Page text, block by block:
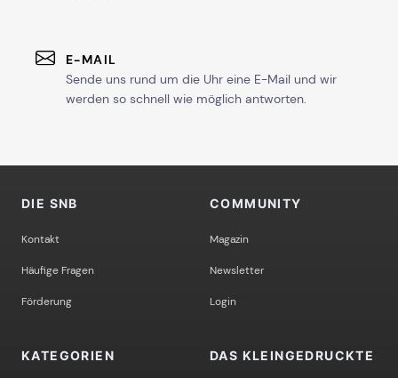
E-MAIL
Sende uns rund um die Uhr eine E-Mail und wir
werden so schnell wie möglich antworten.
DIE SNB
Kontakt
Häufige Fragen
Förderung
COMMUNITY
Magazin
Newsletter
Login
KATEGORIEN DAS KLEINGEDRUCKTE